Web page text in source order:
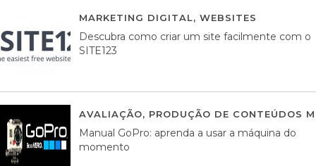
MARKETING DIGITAL, WEBSITES
Descubra como criar um site facilmente com o
SITE123
AVALIAÇÃO, PRODUÇÃO DE CONTEÚDOS
Manual GoPro: aprenda a usar a máquina do
momento